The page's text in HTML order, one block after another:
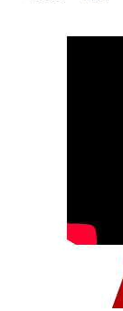
SITE MAP